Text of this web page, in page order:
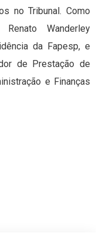
no Tribunal. Como
Wanderley
da Fapesp, e
de Prestação de
e Finanças